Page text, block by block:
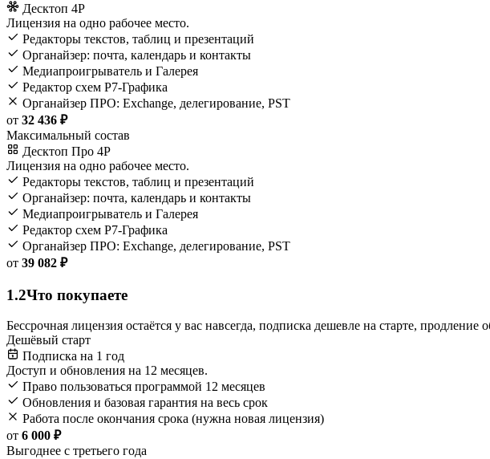
Десктоп 4Р
Лицензия на одно рабочее место.
Редакторы текстов, таблиц и презентаций
Органайзер: почта, календарь и контакты
Медиапроигрыватель и Галерея
Редактор схем Р7-Графика
Органайзер ПРО: Exchange, делегирование, PST
от 32 436 ₽
Максимальный состав
Десктоп Про 4Р
Лицензия на одно рабочее место.
Редакторы текстов, таблиц и презентаций
Органайзер: почта, календарь и контакты
Медиапроигрыватель и Галерея
Редактор схем Р7-Графика
Органайзер ПРО: Exchange, делегирование, PST
от 39 082 ₽
1.2Что покупаете
Бессрочная лицензия остаётся у вас навсегда, подписка дешевле на старте,
Дешёвый старт
Подписка на 1 год
Доступ и обновления на 12 месяцев.
Право пользоваться программой 12 месяцев
Обновления и базовая гарантия на весь срок
Работа после окончания срока (нужна новая лицензия)
от 6 000 ₽
Выгоднее с третьего года